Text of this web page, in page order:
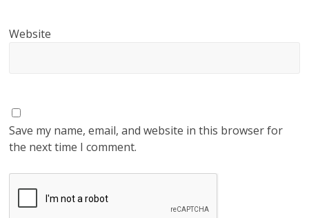
Website
Save my name, email, and website in this browser for
the next time I comment.